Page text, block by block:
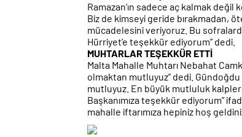
Ramazan’ın sadece aç kalmak
Biz de kimseyi geride bırakmadan,
mücadelesini veriyoruz. Bu
Hürriyet’e teşekkür ediyorum” dedi.
MUHTARLAR TEŞEKKÜR ETTİ
Malta Mahalle Muhtarı Nebahat
olmaktan mutluyuz” dedi.
mutluyuz. En büyük mutluluk
Başkanımıza teşekkür ediyorum”
mahalle iftarımıza hepiniz hoş